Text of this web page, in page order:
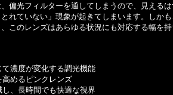
、偏光フィルターを通してしまうので、見え
れていない」現象が起きてしまいます。しか
このレンズはあらゆる状況にも対応する幅を
濃度が変化する調光機能
高めるピンクレンズ
し、長時間でも快適な視界